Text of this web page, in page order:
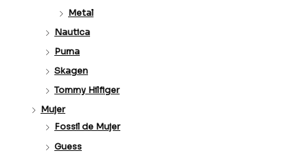
Metal
Nautica
Puma
Skagen
Tommy Hilfiger
Mujer
Fossil de Mujer
Guess